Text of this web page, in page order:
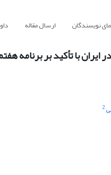
نویسندگان ارسال مقاله
با تأکید بر برنامه
2